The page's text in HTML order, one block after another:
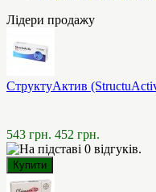
Лідери продажу
СтруктуАктив
543 грн. 452 грн.